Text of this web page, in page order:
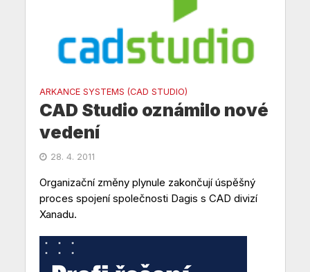
ARKANCE SYSTEMS (CAD STUDIO)
CAD Studio oznámilo nové
vedení
28. 4. 2011
Organizační změny plynule zakončují úspěšný
proces spojení společnosti Dagis s CAD divizí
Xanadu.